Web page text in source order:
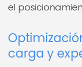
el
carga y